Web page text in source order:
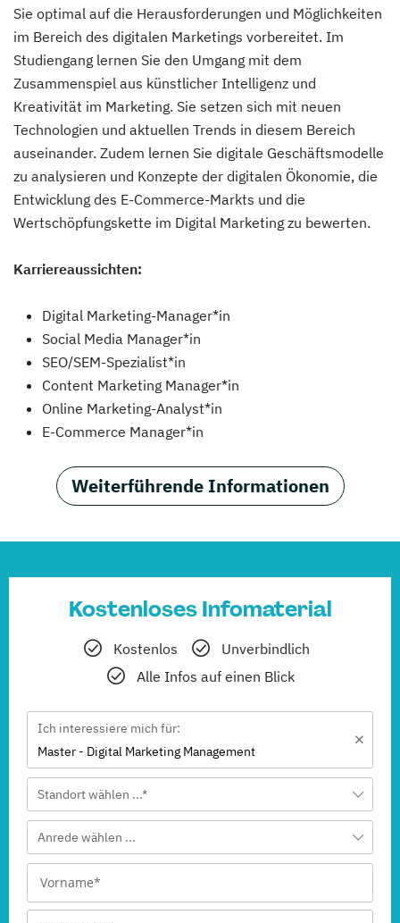
Sie optimal auf die Herausforderungen und Möglichkeiten
im Bereich des digitalen Marketings vorbereitet. Im
Studiengang lernen Sie den Umgang mit dem
Zusammenspiel aus künstlicher Intelligenz und
Kreativität im Marketing. Sie setzen sich mit neuen
Technologien und aktuellen Trends in diesem Bereich
auseinander. Zudem lernen Sie digitale Geschäftsmodelle
zu analysieren und Konzepte der digitalen Ökonomie, die
Entwicklung des E-Commerce-Markts und die
Wertschöpfungskette im Digital Marketing zu bewerten.
Karriereaussichten:
Digital Marketing-Manager*in
Social Media Manager*in
SEO/SEM-Spezialist*in
Content Marketing Manager*in
Online Marketing-Analyst*in
E-Commerce Manager*in
Weiterführende Informationen
Kostenloses Infomaterial
Kostenlos
Unverbindlich
Alle Infos auf einen Blick
Ich interessiere mich für:
Master - Digital Marketing Management
Standort wählen ...*
Anrede wählen ...